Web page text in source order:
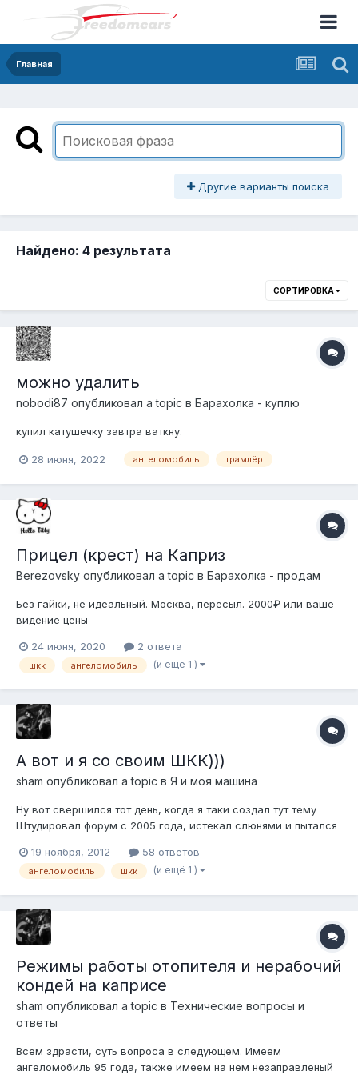
Главная
Другие варианты поиска
Найдено: 4 результата
СОРТИРОВКА
можно удалить
nobodi87 опубликовал a topic в Барахолка - куплю
купил катушечку завтра ваткну.
28 июня, 2022 ангеломобиль трамлёр
Прицел (крест) на Каприз
Berezovsky опубликовал a topic в Барахолка - продам
Без гайки, не идеальный. Москва, пересыл. 2000₽ или ваше
видение цены
24 июня, 2020 2 ответа
шкк ангеломобиль (и ещё 1 )
А вот и я со своим ШКК)))
sham опубликовал a topic в Я и моя машина
Ну вот свершился тот день, когда я таки создал тут тему
Штудировал форум с 2005 года, истекал слюнями и пытался
заветный Шевроле Каприс, настоящий фуллсайз, будучи еще
15-ти летним *вырезано цензурой*ером Как сейчас помню,
19 ноября, 2012 58 ответов
ангеломобиль шкк (и ещё 1 )
Режимы работы отопителя и нерабочий
кондей на каприсе
sham опубликовал a topic в Технические вопросы и
ответы
Всем здрасти, суть вопроса в следующем. Имеем
ангеломобиль 95 года, также имеем на нем незаправленый